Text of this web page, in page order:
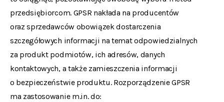
przedsiębiorcom. GPSR nakłada na producentów
oraz sprzedawców obowiązek dostarczenia
szczegółowych informacji na temat odpowiedzialnych
za produkt podmiotów, ich adresów, danych
kontaktowych, a także zamieszczenia informacji
o bezpieczeństwie produktu. Rozporządzenie GPSR
ma zastosowanie m.in. do: